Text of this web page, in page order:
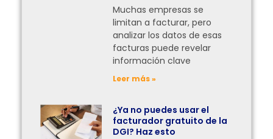
Muchas empresas se
limitan a facturar, pero
analizar los datos de esas
facturas puede revelar
información clave
Leer más »
¿Ya no puedes usar el
facturador gratuito de la
DGI? Haz esto